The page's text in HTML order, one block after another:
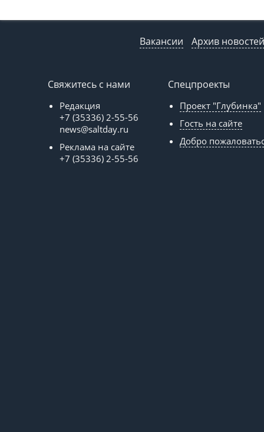
Вакансии Архив новостей
Свяжитесь с нами
Редакция
+7 (35336) 2-55-56
news@saltday.ru
Реклама на сайте
+7 (35336) 2-55-56
Спецпроекты
Проект "Глубинка"
Гость на сайте
Добро